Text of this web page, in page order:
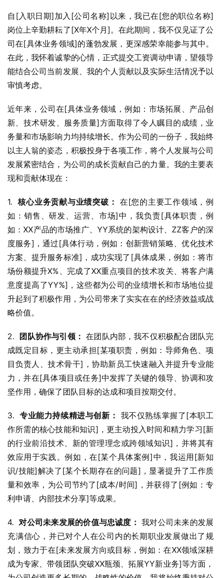
自[入职日期]加入[公司名称]以来，我已在[您的职位名称]
岗位上辛勤耕耘了[X年X个月]。在此期间，我不仅见证了公
司在[具体业务领域]的蓬勃发展，更深感荣幸能参与其中。
在此，我怀着诚挚的心情，正式提交工资调动申请，望领导
能结合公司当前发展、我的个人贡献以及实际生活情况予以
审慎考虑。
近年来，公司在[具体业务领域，例如：市场拓展、产品创
新、技术研发、服务质量]方面取得了令人瞩目的成绩，业
务量和市场影响力均持续增长。作为公司的一份子，我始终
以主人翁的姿态，积极投身于各项工作，将个人发展与公司
发展紧密结合，为公司的成长贡献自己的力量。我的主要表
现和贡献体现在：
1. 核心业务贡献与业绩突破： 在[您的主要工作领域，例
如：销售、研发、运营、市场]中，我负责[具体职责，例
如：XX产品的市场推广、YY系统的架构设计、ZZ客户的深
度服务]，通过[具体行动，例如：创新营销策略、优化技术
方案、提升服务标准]，成功实现了[具体成果，例如：将市
场份额提升X%、完成了XX重点项目的技术攻关、将客户满
意度提高了YY%]，这些都为公司的业绩增长和市场地位提
升起到了积极作用，为公司带来了实实在在的经济效益或战
略价值。
2. 团队协作与引领： 在团队内部，我不仅积极配合团队完
成既定目标，更主动承担[某项职责，例如：导师角色、项
目负责人、技术骨干]，协助新员工快速融入并提升专业能
力，并在[具体项目或任务]中发挥了关键的领导、协调和攻
坚作用，确保了团队目标的达成和项目按期交付。
3. 专业能力持续精进与创新： 我不仅熟练掌握了[本职工
作所需的核心技能和知识]，更主动投入时间和精力学习[新
的行业前沿技术、新的管理理念或跨领域知识]，并将其有
效应用于实践。例如，在[某个具体案例]中，我运用[新知
识/技能]解决了[某个长期存在的问题]，显著提升了工作质
量和效率，为公司节约了[成本/时间]，并获得了[例如：专
利申请、内部技术分享]等成果。
4. 对公司未来发展的价值与忠诚度： 我对公司未来的发展
充满信心，并已对个人在公司内的长期职业发展做出了规
划，致力于在[未来发展方向或目标，例如：在XX领域深耕
成为专家、带领团队突破XX瓶颈、拓展YY新业务]等方面，